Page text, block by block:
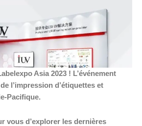
Asia 2023 ! L’événement
l’impression d’étiquettes et
Pacifique.
vous d’explorer les dernières